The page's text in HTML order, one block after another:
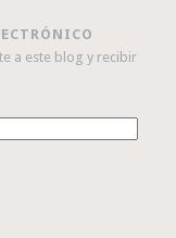
a este blog y recibir